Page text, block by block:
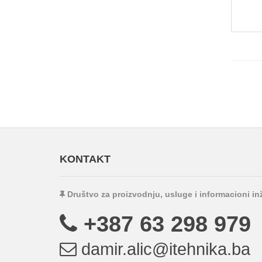
KONTAKT
Društvo za proizvodnju, usluge i informacioni
+387 63 298 979
damir.alic@itehnika.ba